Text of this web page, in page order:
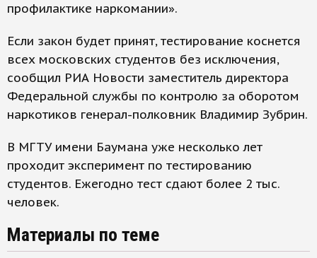
профилактике наркомании».
Если закон будет принят, тестирование коснется
всех московских студентов без исключения,
сообщил РИА Новости заместитель директора
Федеральной службы по контролю за оборотом
наркотиков генерал-полковник Владимир Зубрин.
В МГТУ имени Баумана уже несколько лет
проходит эксперимент по тестированию
студентов. Ежегодно тест сдают более 2 тыс.
человек.
Материалы по теме